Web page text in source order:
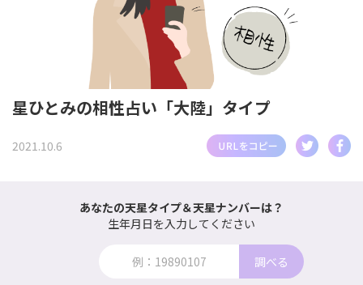
星ひとみの相性占い「大陸」タイプ
2021.10.6
あなたの天星タイプ＆天星ナンバーは？
生年月日を入力してください
調べる